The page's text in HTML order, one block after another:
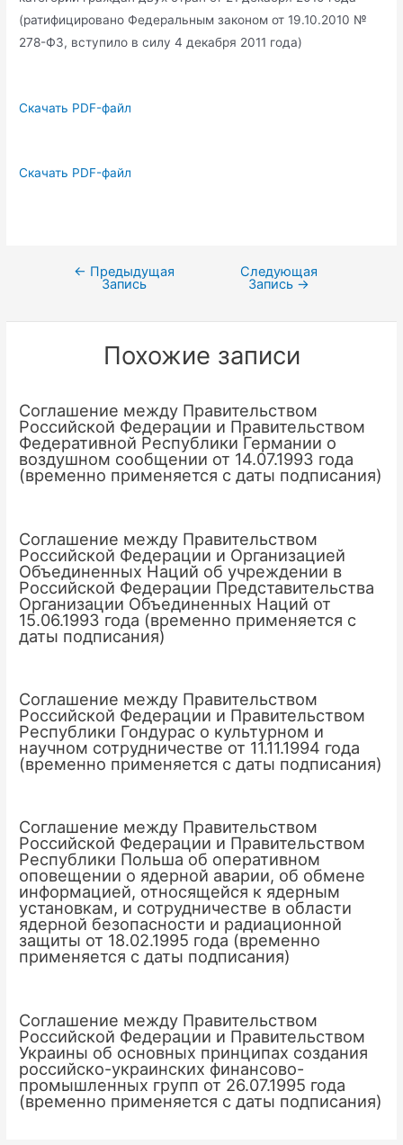
(ратифицировано Федеральным законом от 19.10.2010 №
278-ФЗ, вступило в силу 4 декабря 2011 года)
Скачать PDF-файл
Скачать PDF-файл
Навигация
записям
← Предыдущая
Запись
Следующая
Запись →
Похожие записи
Соглашение между Правительством
Российской Федерации и Правительством
Федеративной Республики Германии о
воздушном сообщении от 14.07.1993 года
(временно применяется с даты подписания)
Соглашение между Правительством
Российской Федерации и Организацией
Объединенных Наций об учреждении в
Российской Федерации Представительства
Организации Объединенных Наций от
15.06.1993 года (временно применяется с
даты подписания)
Соглашение между Правительством
Российской Федерации и Правительством
Республики Гондурас о культурном и
научном сотрудничестве от 11.11.1994 года
(временно применяется с даты подписания)
Соглашение между Правительством
Российской Федерации и Правительством
Республики Польша об оперативном
оповещении о ядерной аварии, об обмене
информацией, относящейся к ядерным
установкам, и сотрудничестве в области
ядерной безопасности и радиационной
защиты от 18.02.1995 года (временно
применяется с даты подписания)
Соглашение между Правительством
Российской Федерации и Правительством
Украины об основных принципах создания
российско-украинских финансово-
промышленных групп от 26.07.1995 года
(временно применяется с даты подписания)